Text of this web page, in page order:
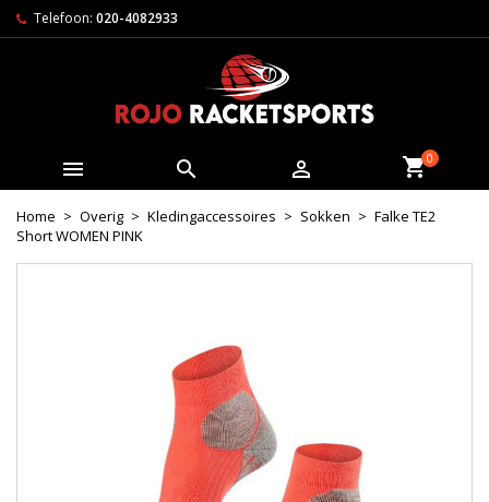
Telefoon: 020-4082933
   0
Home Overig Kledingaccessoires Sokken
Falke TE2
Short WOMEN PINK